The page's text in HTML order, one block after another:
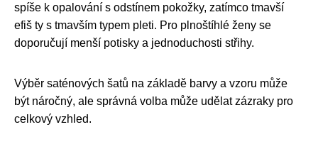
spíše k opalování s odstínem pokožky, zatímco tmavší
efiš ty s tmavším typem pleti. Pro plnoštíhlé ženy se
doporučují menší potisky a jednoduchosti střihy.
Výběr saténových šatů na základě barvy a vzoru může
být náročný, ale správná volba může udělat zázraky pro
celkový vzhled.